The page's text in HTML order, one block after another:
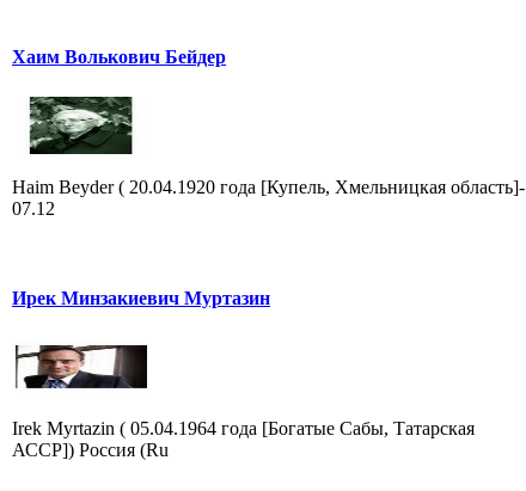
Хаим Волькович Бейдер
Haim Beyder ( 20.04.1920 года [Купель, Хмельницкая область]-
07.12
Ирек Минзакиевич Муртазин
Irek Myrtazin ( 05.04.1964 года [Богатые Сабы, Татарская
АССР]) Россия (Ru